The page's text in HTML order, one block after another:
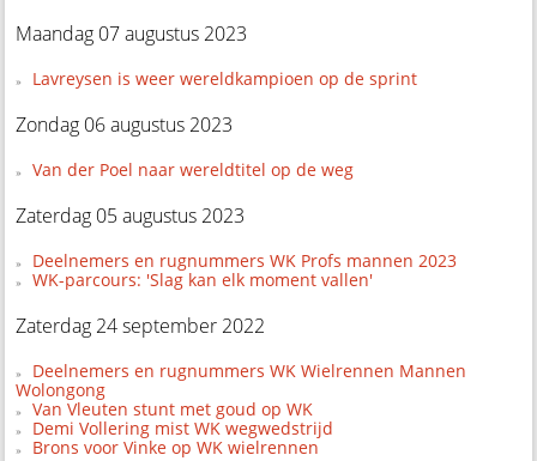
Maandag 07 augustus 2023
Lavreysen is weer wereldkampioen op de sprint
Zondag 06 augustus 2023
Van der Poel naar wereldtitel op de weg
Zaterdag 05 augustus 2023
Deelnemers en rugnummers WK Profs mannen 2023
WK-parcours: 'Slag kan elk moment vallen'
Zaterdag 24 september 2022
Deelnemers en rugnummers WK Wielrennen Mannen
Wolongong
Van Vleuten stunt met goud op WK
Demi Vollering mist WK wegwedstrijd
Brons voor Vinke op WK wielrennen